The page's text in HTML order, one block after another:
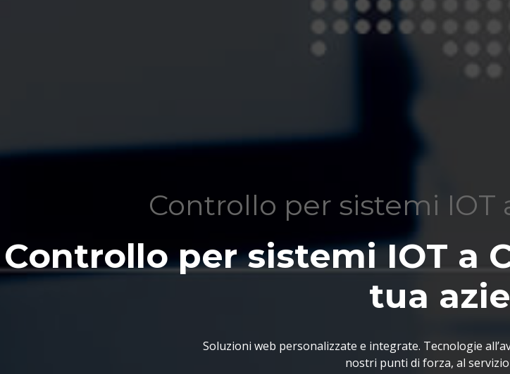
Controllo per sistemi IOT
Controllo per sistemi IOT a
tua
Soluzioni web personalizzate e integrate. Tecnologie
nostri punti di forza, al